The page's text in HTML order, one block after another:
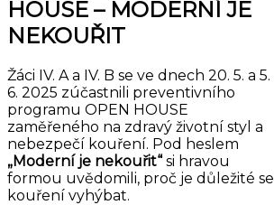
HOUSE – MODERNÍ JE
NEKOUŘIT
Žáci IV. A a IV. B se ve dnech 20. 5. a 5.
6. 2025 zúčastnili preventivního
programu OPEN HOUSE
zaměřeného na zdravý životní styl a
nebezpečí kouření. Pod heslem
„Moderní je nekouřit“ si hravou
formou uvědomili, proč je důležité se
kouření vyhýbat.